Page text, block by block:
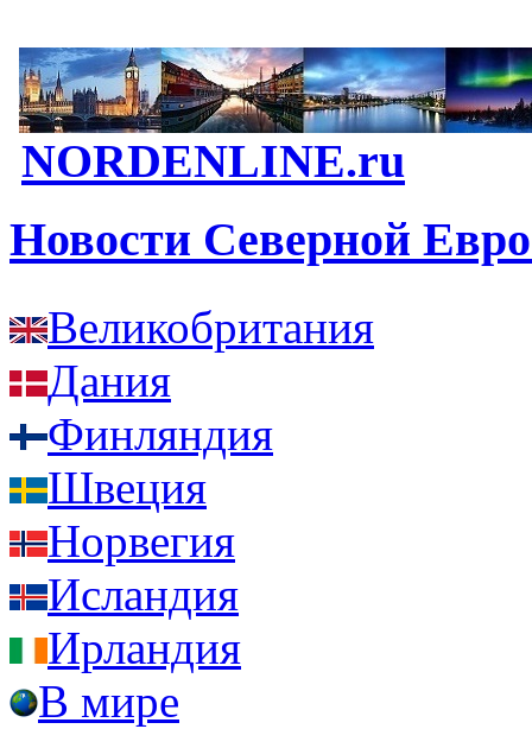
NORDENLINE.ru
Новости Северной
Великобритания
Дания
Финляндия
Швеция
Норвегия
Исландия
Ирландия
В мире